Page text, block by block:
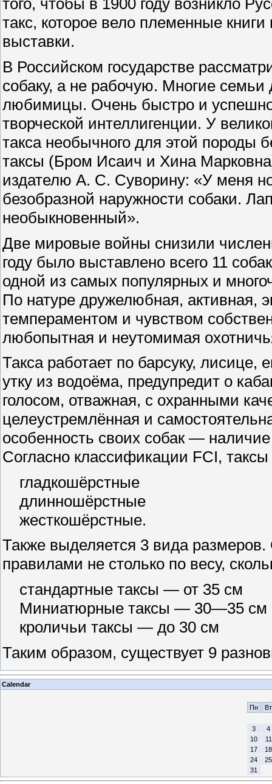
того, чтобы в 1900 году возникло
такс, которое вело племенные
выставки.
В Российском государстве
собаку, а не рабочую. Многие
любимицы. Очень быстро и успешно
творческой интеллигенции. У
такса необычного для этой породы
таксы (Бром Исаич и Хина
издателю А. С. Суворину: «У меня
безобразной наружности собаки.
необыкновенный».
Две мировые войны снизили
году было выставлено всего 11
одной из самых популярных и
По натуре дружелюбная, активная,
темпераментом и чувством
любопытная и неутомимая
Такса работает по барсуку, лисице,
утку из водоёма, предупредит о
голосом, отважная, с охранными
целеустремлённая и
особенность своих собак —
Согласно классификации FCI,
гладкошёрстные
длинношёрстные
жесткошёрстные.
Также выделяется 3 вида
правилами не столько по весу,
стандартные таксы — от 35 см
Миниатюрные таксы — 30—35 см
кроличьи таксы — до 30 см
Таким образом, существует 9
Calendar
Пн
Вт
3
4
10
11
17
18
24
25
31